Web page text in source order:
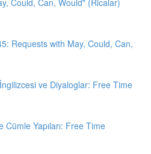
Requests with May, Could, Can,
ve Diyaloglar: Free Time
Cümle Yapıları: Free Time